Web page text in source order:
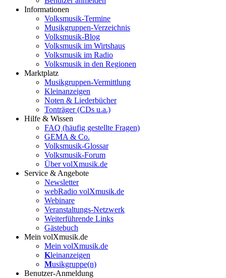
Informationen
Volksmusik-Termine
Musikgruppen-Verzeichnis
Volksmusik-Blog
Volksmusik im Wirtshaus
Volksmusik im Radio
Volksmusik in den Regionen
Marktplatz
Musikgruppen-Vermittlung
Kleinanzeigen
Noten & Liederbücher
Tonträger (CDs u.a.)
Hilfe & Wissen
FAQ (häufig gestellte Fragen)
GEMA & Co.
Volksmusik-Glossar
Volksmusik-Forum
Über volXmusik.de
Service & Angebote
Newsletter
webRadio volXmusik.de
Webinare
Veranstaltungs-Netzwerk
Weiterführende Links
Gästebuch
Mein volXmusik.de
Mein volXmusik.de
Kleinanzeigen
Musikgruppe(n)
Benutzer-Anmeldung